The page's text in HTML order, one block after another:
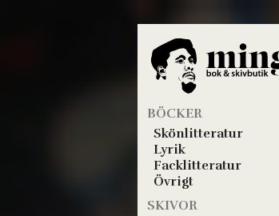
BÖCKER
Skönlitteratur
Lyrik
Facklitteratur
Övrigt
SKIVOR